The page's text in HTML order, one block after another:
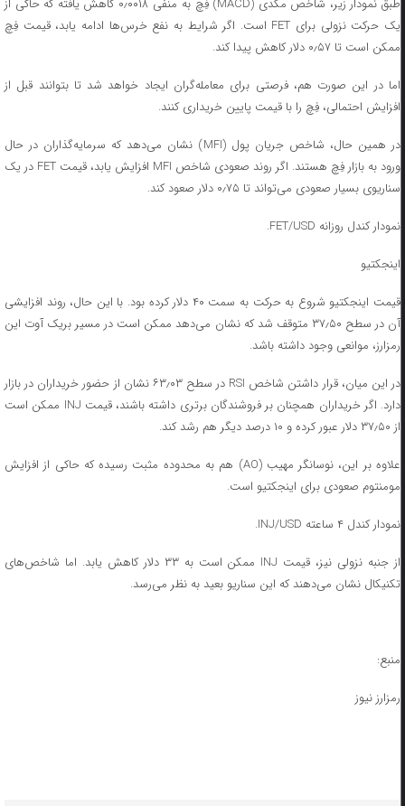
طبق نمودار زیر، شاخص مکدی (MACD) فِچ به منفی ۰٫۰۰۱۸ کاهش یافته که حاکی از
یک حرکت نزولی برای FET است. اگر شرایط به نفع خرس‌ها ادامه یابد، قیمت فِچ
ممکن است تا ۰٫۵۷ دلار کاهش پیدا کند.
اما در این صورت هم، فرصتی برای معامله‌گران ایجاد خواهد شد تا بتوانند قبل از
افزایش احتمالی، فِچ را با قیمت پایین خریداری کنند.
در همین حال، شاخص جریان پول (MFI) نشان می‌دهد که سرمایه‌گذاران در حال
ورود به بازار فِچ هستند. اگر روند صعودی شاخص MFI افزایش یابد، قیمت FET در یک
سناریوی بسیار صعودی می‌تواند تا ۰٫۷۵ دلار صعود کند.
نمودار کندل روزانه FET/USD.
اینجکتیو
قیمت اینجکتیو شروع به حرکت به سمت ۴۰ دلار کرده بود. با این حال، روند افزایشی
آن در سطح ۳۷٫۵۰ متوقف شد که نشان می‌دهد ممکن است در مسیر بریک آوت این
رمزارز، موانعی وجود داشته باشد.
در این میان، قرار داشتن شاخص RSI در سطح ۶۳٫۰۳ نشان از حضور خریداران در بازار
دارد. اگر خریداران همچنان بر فروشندگان برتری داشته باشند، قیمت INJ ممکن است
از ۳۷٫۵۰ دلار عبور کرده و ۱۰ درصد دیگر هم رشد کند.
علاوه بر این، نوسانگر مهیب (AO) هم به محدوده مثبت رسیده که حاکی از افزایش
مومنتوم صعودی برای اینجکتیو است.
نمودار کندل ۴ ساعته INJ/USD.
از جنبه نزولی نیز، قیمت INJ ممکن است به ۳۳ دلار کاهش یابد. اما شاخص‌های
تکنیکال نشان می‌دهند که این سناریو بعید به نظر می‌رسد.
منبع:
رمزارز نیوز